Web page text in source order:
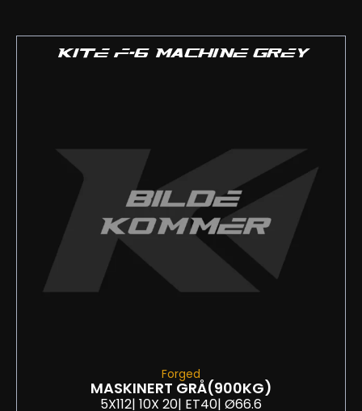
KITE F-6 MACHINE GREY
Forged
MASKINERT GRÅ(900KG)
5X112| 10X 20| ET40| Ø66.6